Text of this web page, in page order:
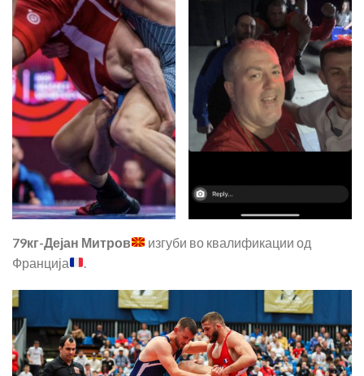
79кг-Дејан Митров
изгуби во квалификации од
Франција